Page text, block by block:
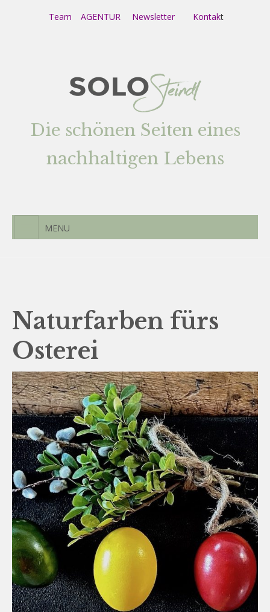
Team AGENTUR Newsletter Kontakt
Die schönen Seiten eines
nachhaltigen Lebens
MENU
Naturfarben fürs
Osterei